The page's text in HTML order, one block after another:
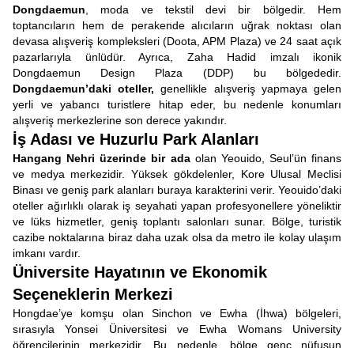
Dongdaemun , moda ve tekstil devi bir bölgedir. Hem
toptancıların hem de perakende alıcıların uğrak noktası olan
devasa alışveriş kompleksleri (Doota, APM Plaza) ve 24 saat açık
pazarlarıyla ünlüdür. Ayrıca, Zaha Hadid imzalı ikonik
Dongdaemun Design Plaza (DDP) bu bölgededir.
Dongdaemun’daki oteller, genellikle alışveriş yapmaya gelen
yerli ve yabancı turistlere hitap eder, bu nedenle konumları
alışveriş merkezlerine son derece yakındır.
İş Adası ve Huzurlu Park Alanları
Hangang Nehri üzerinde bir adaolan Yeouido, Seul’ün finans
ve medya merkezidir. Yüksek gökdelenler, Kore Ulusal Meclisi
Binası ve geniş park alanları buraya karakterini verir. Yeouido’daki
oteller ağırlıklı olarak iş seyahati yapan profesyonellere yöneliktir
ve lüks hizmetler, geniş toplantı salonları sunar. Bölge, turistik
cazibe noktalarına biraz daha uzak olsa da metro ile kolay ulaşım
imkanı vardır.
Üniversite Hayatının ve Ekonomik
Seçeneklerin Merkezi
Hongdae’ye komşu olan Sinchon ve Ewha (İhwa) bölgeleri,
sırasıyla Yonsei Üniversitesi ve Ewha Womans University
öğrencilerinin merkezidir. Bu nedenle, bölge genç nüfusun